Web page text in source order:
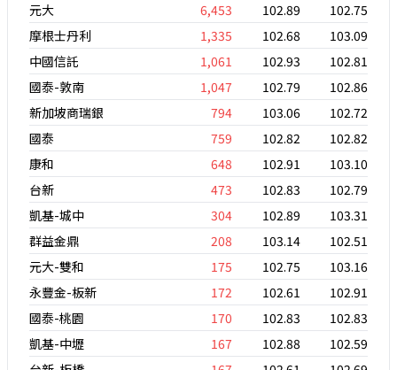
元大
6,453 102.89
102.75
摩根士丹利
1,335 102.68
103.09
中國信託
1,061 102.93
102.81
國泰-敦南
1,047 102.79
102.86
新加坡商瑞銀
794 103.06
102.72
國泰
759 102.82
102.82
康和
648 102.91
103.10
台新
473 102.83
102.79
凱基-城中
304 102.89
103.31
群益金鼎
208 103.14
102.51
元大-雙和
175 102.75
103.16
永豐金-板新
172 102.61
102.91
國泰-桃園
170 102.83
102.83
凱基-中壢
167 102.88
102.59